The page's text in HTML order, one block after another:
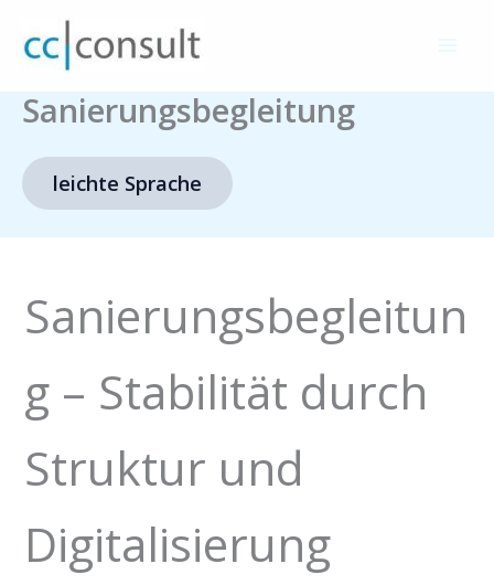
Inhalt
springen
Sanierungsbegleitung
leichte Sprache
Sanierungsbegleitun
g – Stabilität durch
Struktur und
Digitalisierung